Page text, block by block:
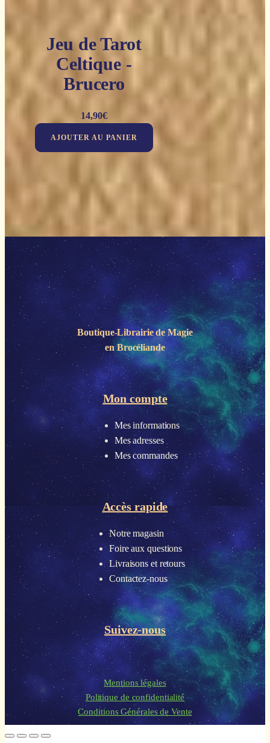
Jeu de Tarot
Celtique -
Brucero
14,90€
AJOUTER AU PANIER
Boutique-Librairie deMagie
en Brocéliande
Mon compte
Mes informations
Mes adresses
Mes commandes
Accès rapide
Notre magasin
Foire aux questions
Livraisons et retours
Contactez-nous
Suivez-nous
Mentions légales
Politique de confidentialité
Conditions Générales de Vente